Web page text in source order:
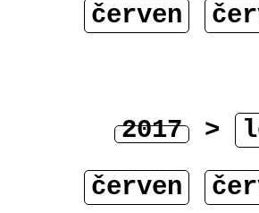
červen
2017 >
červen